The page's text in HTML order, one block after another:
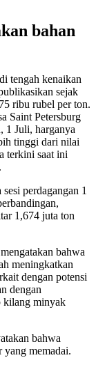
bahan
tengah kenaikan
sejak
ribu rubel per ton.
Saint Petersburg
1 Juli, harganya
tinggi dari nilai
terkini saat ini
perdagangan 1
1,674 juta ton
bahwa
meningkatkan
dengan potensi
dengan
kilang minyak
bahwa
yang memadai.